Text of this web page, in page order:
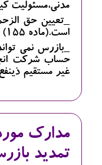
مدنی،مسئولیت
_تعیین حق
است.(ماده 155)
_بازرس نمی
حساب شرکت
غیر مستقیم
مدارک
تمدید